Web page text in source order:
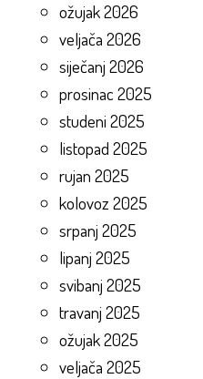
ožujak 2026
veljača 2026
siječanj 2026
prosinac 2025
studeni 2025
listopad 2025
rujan 2025
kolovoz 2025
srpanj 2025
lipanj 2025
svibanj 2025
travanj 2025
ožujak 2025
veljača 2025